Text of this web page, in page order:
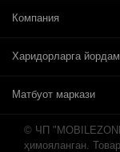
Компания
Харидорларга йордам
Матбуот маркази
© ЧП
ҳимояланган.